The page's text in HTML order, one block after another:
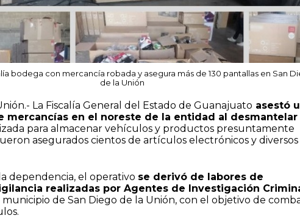
bodega con mercancía robada y asegura más de 130 pantallas en San
de la Unión
La Fiscalía General del Estado de Guanajuato asestó
mercancías en el noreste de la entidad al desmantelar
para almacenar vehículos y productos presuntamente
asegurados cientos de artículos electrónicos y diversos
dependencia, el operativo se derivó de labores de
realizadas por Agentes de Investigación
de San Diego de la Unión, con el objetivo de